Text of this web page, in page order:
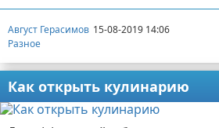
Август Герасимов 15-08-2019 14:06
Разное
Как открыть кулинарию